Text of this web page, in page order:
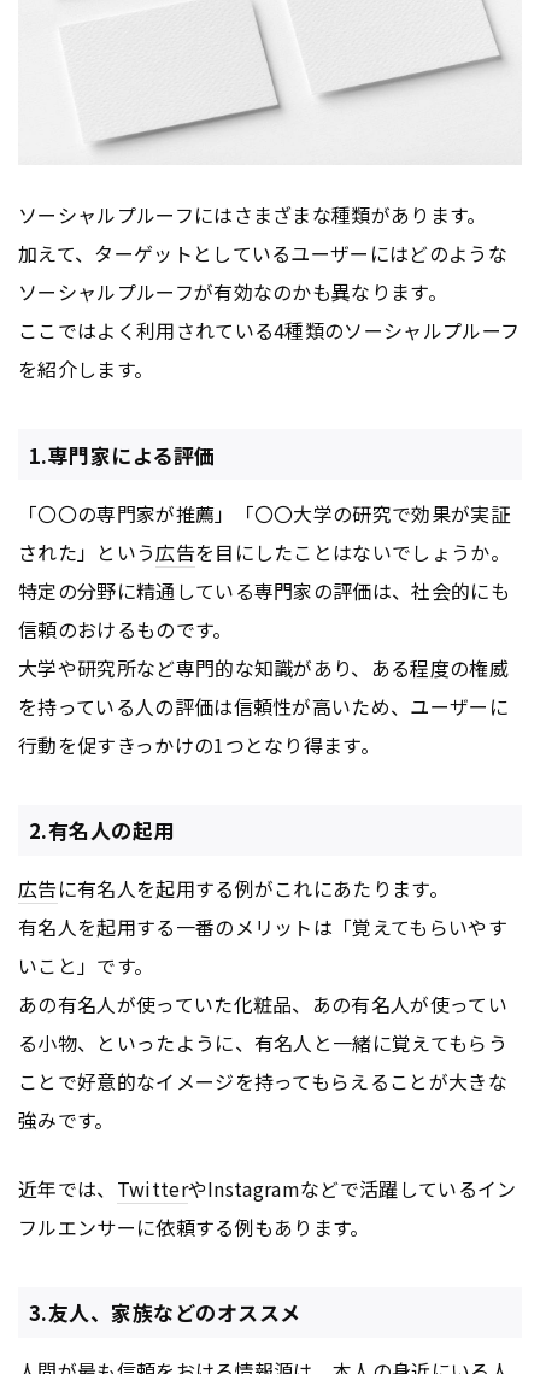
ソーシャルプルーフにはさまざまな種類があります。
加えて、ターゲットとしているユーザーにはどのような
ソーシャルプルーフが有効なのかも異なります。
ここではよく利用されている4種類のソーシャルプルーフ
を紹介します。
1.専門家による評価
「〇〇の専門家が推薦」「〇〇大学の研究で効果が実証
された」という広告を目にしたことはないでしょうか。
特定の分野に精通している専門家の評価は、社会的にも
信頼のおけるものです。
大学や研究所など専門的な知識があり、ある程度の権威
を持っている人の評価は信頼性が高いため、ユーザーに
行動を促すきっかけの1つとなり得ます。
2.有名人の起用
広告に有名人を起用する例がこれにあたります。
有名人を起用する一番のメリットは「覚えてもらいやす
いこと」です。
あの有名人が使っていた化粧品、あの有名人が使ってい
る小物、といったように、有名人と一緒に覚えてもらう
ことで好意的なイメージを持ってもらえることが大きな
強みです。
近年では、 TwitterやInstagramなどで活躍しているイン
フルエンサーに依頼する例もあります。
3.友人、家族などのオススメ